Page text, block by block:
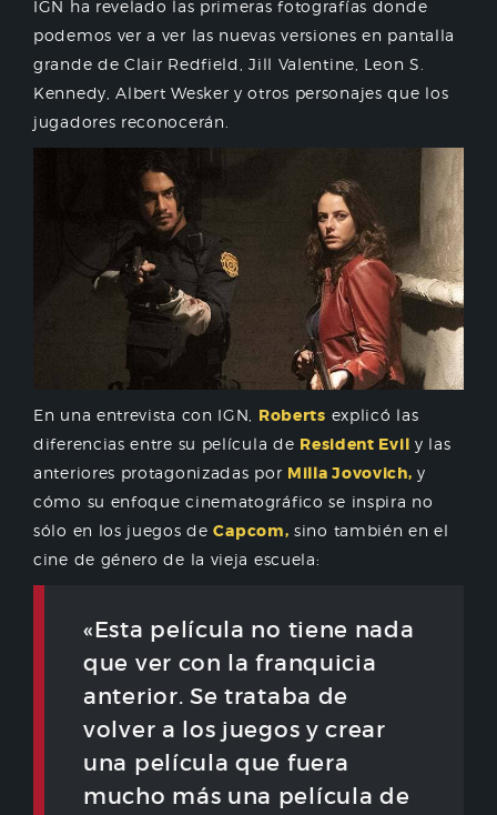
IGN ha revelado las primeras fotografías donde
podemos ver a ver las nuevas versiones en pantalla
grande de Clair Redfield, Jill Valentine, Leon S.
Kennedy, Albert Wesker y otros personajes que los
jugadores reconocerán.
En una entrevista con IGN, Roberts explicó las
diferencias entre su película de Resident Evil y las
anteriores protagonizadas por Milla Jovovich, y
cómo su enfoque cinematográfico se inspira no
sólo en los juegos deCapcom, sino también en el
cine de género de la vieja escuela:
«Esta película no tiene nada
que ver con la franquicia
anterior. Se trataba de
volver a los juegos y crear
una película que fuera
mucho más una película de